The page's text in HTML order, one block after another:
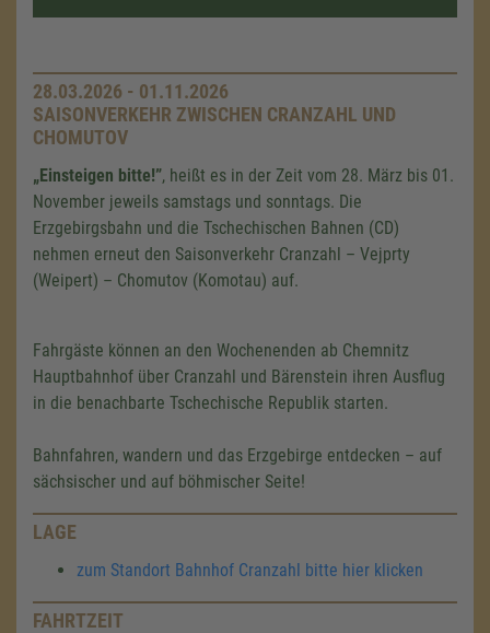
28.03.2026 - 01.11.2026
SAISONVERKEHR ZWISCHEN CRANZAHL UND
CHOMUTOV
„Einsteigen bitte!”, heißt es in der Zeit vom 28. März bis 01.
November jeweils samstags und sonntags. Die
Erzgebirgsbahn und die Tschechischen Bahnen (CD)
nehmen erneut den Saisonverkehr Cranzahl – Vejprty
(Weipert) – Chomutov (Komotau) auf.
Fahrgäste können an den Wochenenden ab Chemnitz
Hauptbahnhof über Cranzahl und Bärenstein ihren Ausflug
in die benachbarte Tschechische Republik starten.
Bahnfahren, wandern und das Erzgebirge entdecken – auf
sächsischer und auf böhmischer Seite!
LAGE
zum Standort Bahnhof Cranzahl bitte hier klicken
FAHRTZEIT